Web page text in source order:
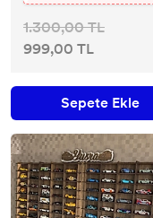
1.300,00 TL
999,00 TL
Sepete Ekle